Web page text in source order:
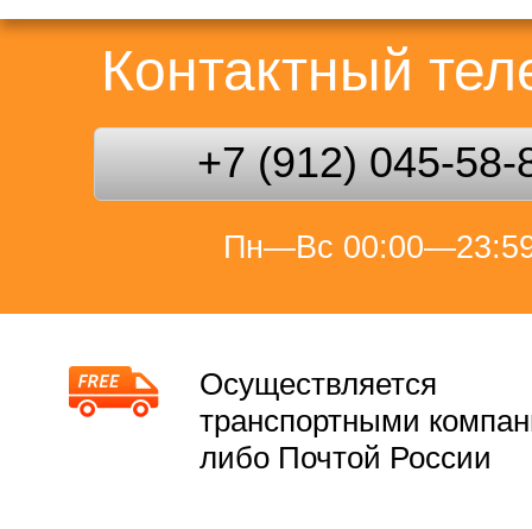
Контактный
+7 (912) 045-58-
Пн—Вс
Осуществляется
транспортными
либо Почтой России